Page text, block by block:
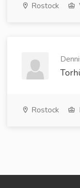
Rostock
Rostock